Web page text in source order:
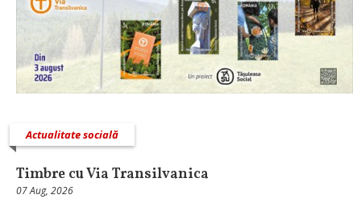
Actualitate socială
Timbre cu Via Transilvanica
07 Aug, 2026